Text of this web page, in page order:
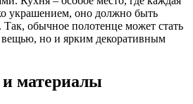
украшением, оно должно быть
обычное полотенце может стать
вещью, но и ярким декоративным
и материалы